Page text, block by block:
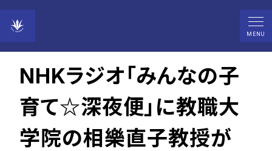
MENU
2026年04月25日
NHKラジオ「みんなの子
育て☆深夜便」に教職大
学院の相樂直子教授が